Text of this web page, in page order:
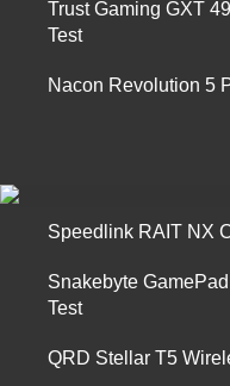
Trust Gaming GXT
Test
Nacon Revolution 5
Speedlink RAIT NX
Snakebyte
Test
QRD Stellar T5